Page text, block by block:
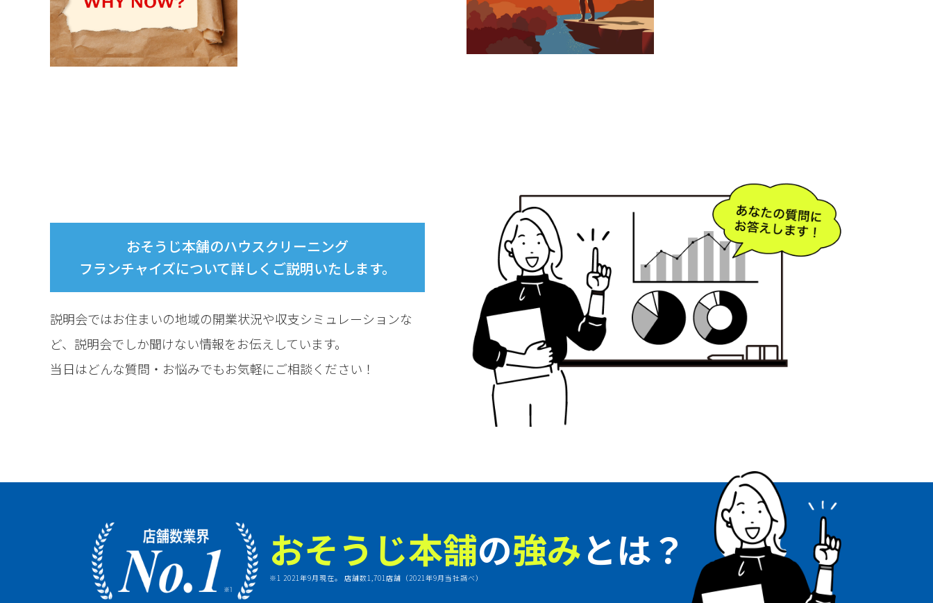
おそうじ本舗のハウスクリーニング
フランチャイズについて詳しくご説明いたします。
説明会ではお住まいの地域の開業状況や収支シミュレーションな
ど、 説明会でしか聞けない情報をお伝えしています。
当日はどんな質問・お悩みでもお気軽にご相談ください！
おそうじ本舗の強みとは？
※1 2021年9月現在。 店舗数1,701店舗（2021年9月当社調べ）